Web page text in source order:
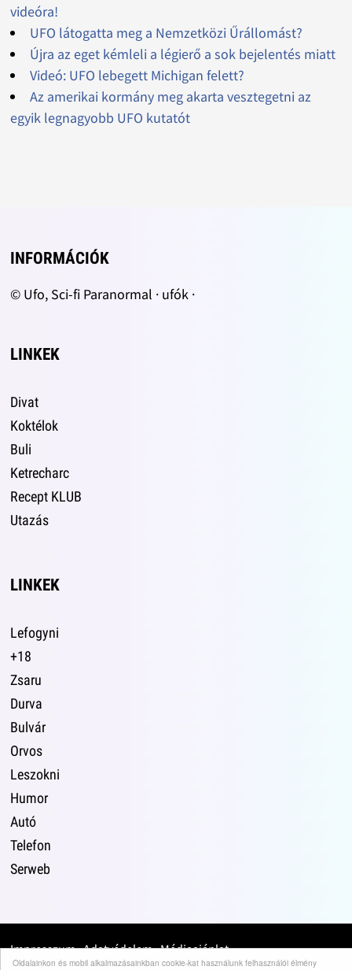
Oldalainkon és mobil alkalmazásainkban cookie-kat használunk felhasználói élmény
videóra!
UFO látogatta meg a Nemzetközi Űrállomást?
Újra az eget kémleli a légierő a sok bejelentés miatt
Videó: UFO lebegett Michigan felett?
Az amerikai kormány meg akarta vesztegetni az
egyik legnagyobb UFO kutatót
INFORMÁCIÓK
© Ufo, Sci-fi Paranormal · ufók ·
LINKEK
Divat
Koktélok
Buli
Ketrecharc
Recept KLUB
Utazás
LINKEK
Lefogyni
+18
Zsaru
Durva
Bulvár
Orvos
Leszokni
Humor
Autó
Telefon
Serweb
Impresszum·Adatvédelem·Médiaajánlat·